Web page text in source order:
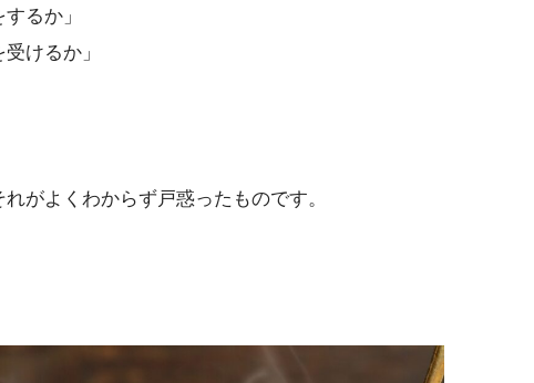
るか」
けるか」
がよくわからず戸惑ったものです。